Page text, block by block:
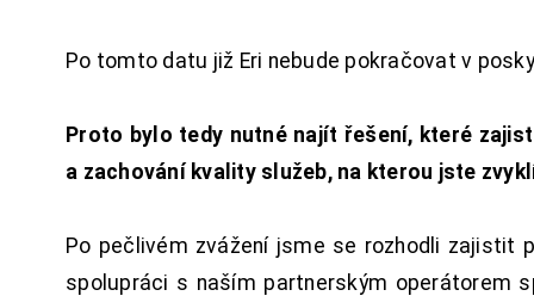
Po tomto datu již Eri nebude pokračovat v
Proto bylo tedy nutné najít řešení, které
a zachování kvality služeb, na kterou jste
Po pečlivém zvážení jsme se rozhodli zajistit
spolupráci s naším partnerským operátorem